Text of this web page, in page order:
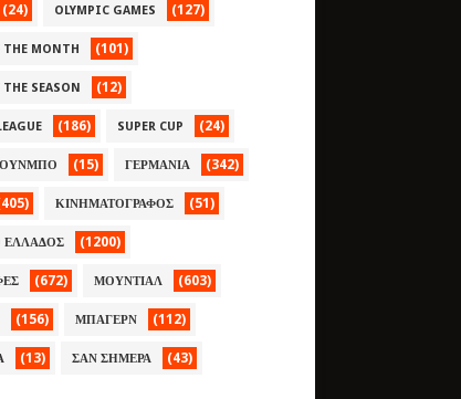
(24) OLYMPIC GAMES (127)
THE MONTH (101)
THE SEASON (12)
(186) SUPER CUP (24)
(15) ΓΕΡΜΑΝΙΑ (342)
ΚΙΝΗΜΑΤΟΓΡΑΦΟΣ (51)
(1200)
(672) ΜΟΥΝΤΙΑΛ (603)
(156) ΜΠΑΓΕΡΝ (112)
(13) ΣΑΝ ΣΗΜΕΡΑ (43)